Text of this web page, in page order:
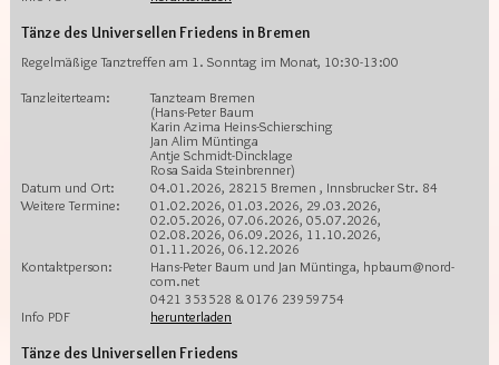
Tänze des Universellen Friedens in Bremen
Regelmäßige Tanztreffen am 1. Sonntag im Monat, 10:30-13:00
Tanzleiterteam:
Tanzteam Bremen
(Hans-Peter Baum
Karin Azima Heins-Schiersching
Jan Alim Müntinga
Antje Schmidt-Dincklage
Rosa Saida Steinbrenner)
Datum und Ort:
04.01.2026, 28215 Bremen , Innsbrucker Str. 84
Weitere Termine:
01.02.2026, 01.03.2026, 29.03.2026,
02.05.2026, 07.06.2026, 05.07.2026,
02.08.2026, 06.09.2026, 11.10.2026,
01.11.2026, 06.12.2026
Kontaktperson:
Hans-Peter Baum und Jan Müntinga, hpbaum@nord-
com.net
0421 353528 & 0176 23959754
Info PDF
herunterladen
Tänze des Universellen Friedens